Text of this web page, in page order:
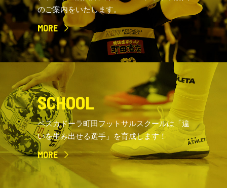
のご案内をいたします。
MORE
SCHOOL
ペスカドーラ町田フットサルスクールは「違
いを生み出せる選手」を育成します！
MORE